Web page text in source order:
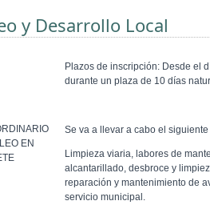
y Desarrollo Local
EN
Plazos de inscripción: Desde el
durante un plaza de 10 días
Se va a llevar a cabo el
Limpieza viaria, labores de
alcantarillado, desbroce y
reparación y mantenimiento de
servicio municipal.